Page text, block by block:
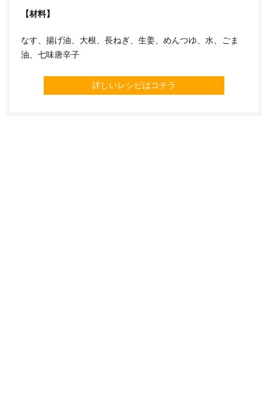
【材料】
なす、揚げ油、大根、長ねぎ、生姜、めんつゆ、水、ごま
油、七味唐辛子
詳しいレシピはコチラ